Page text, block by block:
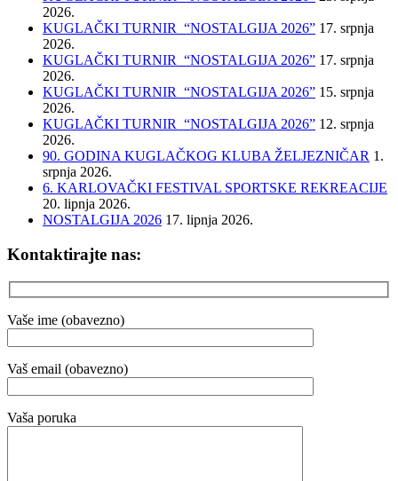
2026.
KUGLAČKI TURNIR “NOSTALGIJA 2026” 17. srpnja
2026.
KUGLAČKI TURNIR “NOSTALGIJA 2026” 17. srpnja
2026.
KUGLAČKI TURNIR “NOSTALGIJA 2026” 15. srpnja
2026.
KUGLAČKI TURNIR “NOSTALGIJA 2026” 12. srpnja
2026.
90. GODINA KUGLAČKOG KLUBA ŽELJEZNIČAR 1.
srpnja 2026.
6. KARLOVAČKI FESTIVAL SPORTSKE REKREACIJE
20. lipnja 2026.
NOSTALGIJA 2026 17. lipnja 2026.
Kontaktirajte nas:
Vaše ime (obavezno)
Vaš email (obavezno)
Vaša poruka